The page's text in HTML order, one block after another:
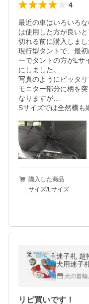
4
最近の車はいろいろ
は使用した方が良い
切れる前に購入しまし
現行型タントで、最
ーでタントの方がLサ
にしました。
写真のようにピッタリ
モニター部分に柄を
なりますが…
購入した商品
サイズ/Lサイズ
迷子札 超
犬用迷子
ムタグ ド
maigo
犬の首
リピ買いです！